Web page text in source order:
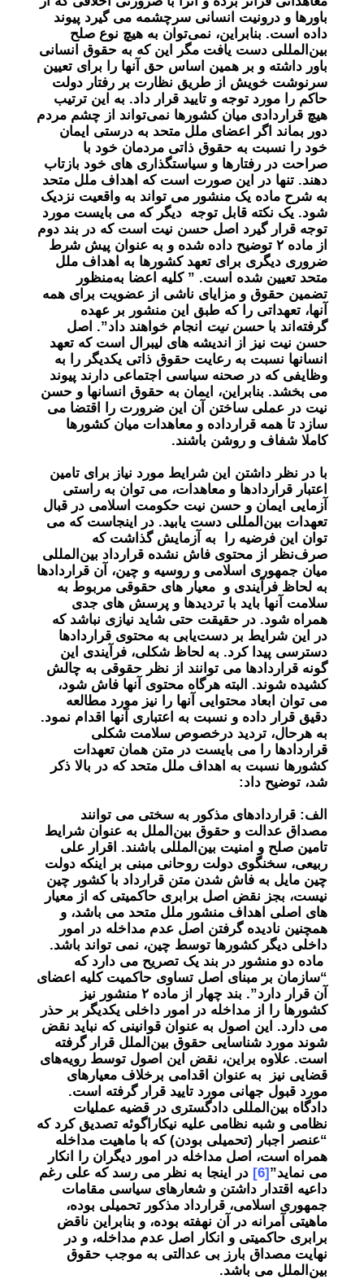
باورها و درونیت انسانی سرچشمه می گیرد پیوند
داده است. بنابراین، نمی‌توان به هیچ نوع صلح
بین‌المللی دست یافت مگر این که به حقوق انسانی
باور داشته و بر همین اساس حق آنها را برای تعیین
سرنوشت خویش از طریق نظارت بر رفتار دولت
حاکم را مورد توجه و تایید قرار داد. به این ترتیب
هیچ قراردادی میان کشورها نمی‌تواند از چشم مردم
دور بماند اگر اعضای ملل متحد به درستی ایمان
خود را نسبت به حقوق ذاتی مردمان خود با
صراحت در رفتارها و سیاستگذاری های خود بازتاب
دهند. تنها در این صورت است که اهداف ملل متحد
به شرح ماده یک منشور می تواند به واقعیت نزدیک
شود. یک نکته قابل توجه دیگر که می بایست مورد
توجه قرار گیرد اصل حسن نیت است که در بند دوم
از ماده ۲ توضیح داده شده و به عنوان پیش شرط
ضروری دیگری برای تعهد کشورها به اهداف ملل
متحد تعیین شده است. ” کلیه اعضا به‌منظور
تضمین حقوق و مزایای ناشی از عضویت برای همه
آنها، تعهداتی را که طبق این منشور بر عهده
گرفته‌اند باحسن نیت انجام خواهند داد”. اصل
حسن نیت نیز از اندیشه های لیبرال است که تعهد
انسانها نسبت به رعایت حقوق ذاتی یکدیگر را به
وظایفی که در صحنه سیاسی اجتماعی دارند پیوند
می بخشد. بنابراین، ایمان به حقوق انسانها و حسن
نیت در عملی ساختن آن این ضرورت را اقتضا می
سازد تا همه قرارداده و معاهدات میان کشورها
کاملا شفاف و روشن باشند.
با در نظر داشتن این شرایط مورد نیاز برای تامین
اعتبار قراردادها و معاهدات، می توان به راستی
آزمایی ایمان و حسن نیت حکومت اسلامی در قبال
تعهدات بین‌المللی دست یابید. در اینجاست که می
توان این فرضیه را به آزمایش گذاشت که
صرف‌نظر از محتوی فاش نشده قرارداد بین‌المللی
میان جمهوری اسلامی و روسیه و چین، آن قراردادها
به لحاظ فرآیندی و معیار های حقوقی مربوط به
سلامت آنها باید با تردیدها و پرسش های جدی
همراه شود. در حقیقت حتی شاید نیازی نباشد که
در این شرایط بر دست‌یابی به محتوی قراردادها
دسترسی پیدا کرد. به لحاظ شکلی، فرآیندی این
گونه قراردادها می توانند از نظر حقوقی به چالش
کشیده شوند. البته هر‌‌گاه محتوی آنها فاش شود،
می توان ابعاد محتوایی آنها را نیز مورد مطالعه
دقیق قرار داده و نسبت به اعتباری آنها اقدام نمود.
به هرحال، تردید در‌‌خصوص سلامت شکلی
قراردادها را می بایست در متن همان تعهدات
کشورها نسبت به اهداف ملل متحد که در بالا ذکر
شد، توضیح داد:
الف: قراردادهای مذکور به سختی می توانند
مصداق عدالت و حقوق بین‌الملل به عنوان شرایط
تامین صلح و امنیت بین‌المللی باشند. اقرار علی
ربیعی، سخنگوی دولت روحانی مبنی بر اینکه دولت
چین مایل به فاش شدن متن قرارداد با کشور چین
نیست، بجز نقض اصل برابری حاکمیتی که از معیار
های اصلی اهداف منشور ملل متحد می باشد، و
همچنین نادیده گرفتن اصل عدم مداخله در امور
داخلی دیگر کشورها توسط چین، نمی تواند باشد.
ماده دو منشور در بند یک تصریح می دارد که
“سازمان بر مبنای اصل تساوی حاکمیت کلیه اعضای
آن قرار دارد”. بند چهار از ماده ۲ منشور نیز
کشورها را از مداخله در امور داخلی یکدیگر بر حذر
می دارد. این اصول به عنوان قوانینی که نباید نقض
شوند مورد شناسایی حقوق بین‌الملل قرار گرفته
است. علاوه براین، نقض این اصول توسط رویه‌های
قضایی نیز به عنوان اقدامی بر‌خلاف معیارهای
مورد قبول جهانی مورد تایید قرار گرفته است.
دادگاه بین‌المللی دادگستری در قضیه عملیات
نظامی و شبه نظامی علیه نیکاراگوئه تصدیق کرد که
“عنصر اجبار (تحمیلی بودن) که با ماهیت مداخله
همراه است، اصل مداخله در امور دیگران را انکار
می نماید”[6]
در اینجا به نظر می رسد که علی رغم
داعیه اقتدار داشتن و شعارهای سیاسی مقامات
جمهوری اسلامی، قرارداد مذکور تحمیلی بوده،
ماهیتی آمرانه در آن نهفته بوده، و بنابراین ناقض
برابری حاکمیتی و انکار اصل عدم مداخله، و در
نهایت مصداق بارز بی عدالتی به موجب حقوق
بین‌الملل می باشد.